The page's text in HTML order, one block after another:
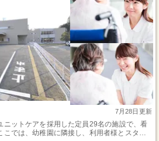
7月28日更新
ニットケアを採用した定員29名の施設で、看
こでは、幼稚園に隣接し、利用者様とスタッ